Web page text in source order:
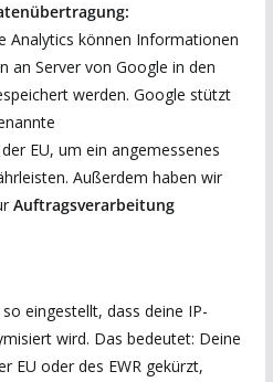
Analytics können Informationen
an Server von Google in den
werden. Google stützt
der EU, um ein angemessenes
Außerdem haben wir
Auftragsverarbeitung
eingestellt, dass deine IP-
wird. Das bedeutet: Deine
EU oder des EWR gekürzt,